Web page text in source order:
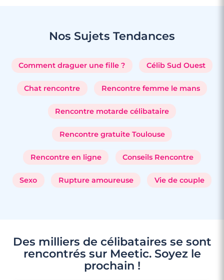
Nos Sujets Tendances
Comment draguer une fille ? Célib Sud Ouest
Chat rencontre Rencontre femme le mans
Rencontre motarde célibataire
Rencontre gratuite Toulouse
Rencontre en ligne Conseils Rencontre
Sexo Rupture amoureuse Vie de couple
Des milliers de célibataires se sont
rencontrés sur Meetic. Soyez le
prochain !